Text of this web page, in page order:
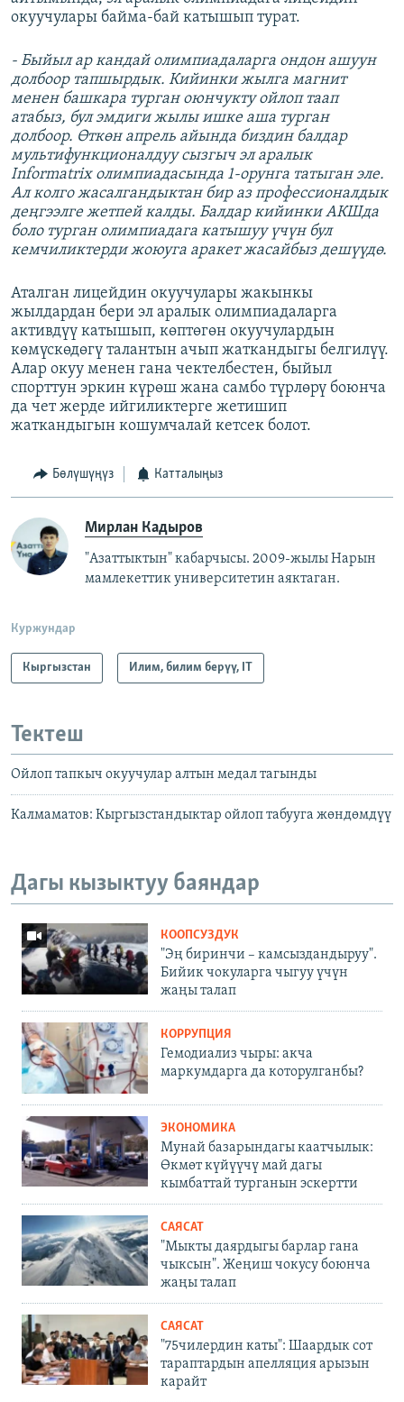
окуучулары байма-бай катышып турат.
- Быйыл ар кандай олимпиадаларга ондон ашуун
долбоор тапшырдык. Кийинки жылга магнит
менен башкара турган оюнчукту ойлоп таап
атабыз, бул эмдиги жылы ишке аша турган
долбоор. Өткөн апрель айында биздин балдар
мультифункционалдуу сызгыч эл аралык
Informatrix олимпиадасында 1-орунга татыган эле.
Ал колго жасалгандыктан бир аз профессионалдык
деңгээлге жетпей калды. Балдар кийинки АКШда
боло турган олимпиадага катышуу үчүн бул
кемчиликтерди жоюуга аракет жасайбыз дешүүдө.
Аталган лицейдин окуучулары жакынкы
жылдардан бери эл аралык олимпиадаларга
активдүү катышып, көптөгөн окуучулардын
көмүскөдөгү талантын ачып жаткандыгы белгилүү.
Алар окуу менен гана чектелбестен, быйыл
спорттун эркин күрөш жана самбо түрлөрү боюнча
да чет жерде ийгиликтерге жетишип
жаткандыгын кошумчалай кетсек болот.
Бөлүшүңүз Катталыңыз
Мирлан Кадыров
"Азаттыктын" кабарчысы. 2009-жылы Нарын
мамлекеттик университетин аяктаган.
Куржундар
Кыргызстан Илим, билим берүү, IT
Тектеш
Ойлоп тапкыч окуучулар алтын медал тагынды
Калмаматов: Кыргызстандыктар ойлоп табууга жөндөмдүү
Дагы кызыктуу баяндар
КООПСУЗДУК
"Эң биринчи – камсыздандыруу".
Бийик чокуларга чыгуу үчүн
жаңы талап
КОРРУПЦИЯ
Гемодиализ чыры: акча
маркумдарга да которулганбы?
ЭКОНОМИКА
Мунай базарындагы каатчылык:
Өкмөт күйүүчү май дагы
кымбаттай турганын эскертти
САЯСАТ
"Мыкты даярдыгы барлар гана
чыксын". Жеңиш чокусу боюнча
жаңы талап
САЯСАТ
"75чилердин каты": Шаардык сот
тараптардын апелляция арызын
карайт